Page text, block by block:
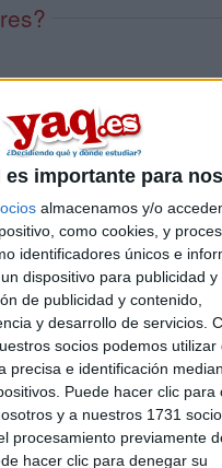
es importante para
almacenamos y/o
como cookies, y
identificadores únicos e
dispositivo para publicidad y
de publicidad y contenido,
y desarrollo de servicios.
socios podemos utilizar
precisa e identificación
Puede hacer clic para
y a nuestros 1731
procesamiento previamente
hacer clic para denegar su
(o terminaste) bachillerato